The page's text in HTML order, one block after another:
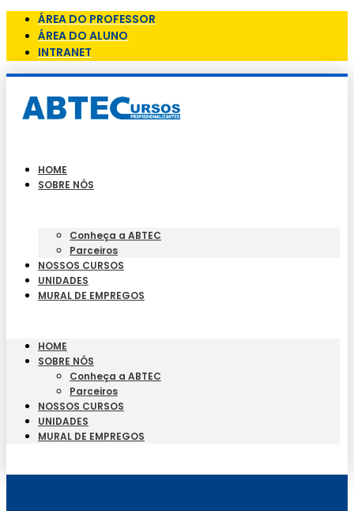
ÁREA DO PROFESSOR
ÁREA DO ALUNO
INTRANET
HOME
SOBRE NÓS
Conheça a ABTEC
Parceiros
NOSSOS CURSOS
UNIDADES
MURAL DE EMPREGOS
HOME
SOBRE NÓS
Conheça a ABTEC
Parceiros
NOSSOS CURSOS
UNIDADES
MURAL DE EMPREGOS